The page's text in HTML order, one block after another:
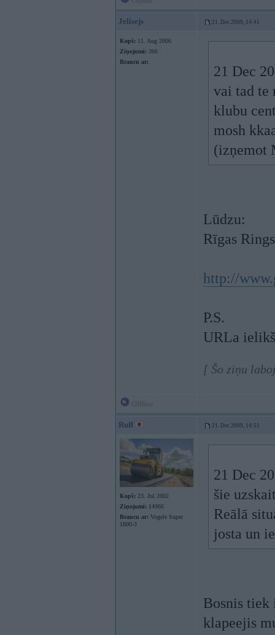
Jelisejs 21. Dec 2009, 14:41
Kopš: 11. Aug 2006
Ziņojumi: 366
Braucu ar:
21 Dec
vai tad te
klubu
mosh
(izņemot
Lūdzu:
Rīgas
http://
P.S.
URLa
[ Šo ziņu
Ruff 21. Dec 2009, 14:51
Kopš: 23. Jul 2002
Ziņojumi: 14966
Braucu ar: Vogele Super
1800-3
21 Dec
šie
Reālā
josta un
Bosnis tiek
klapeejis